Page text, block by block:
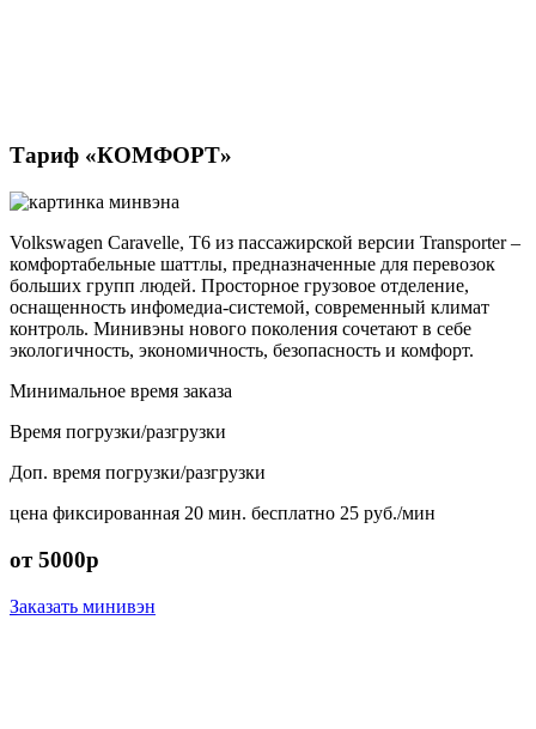
Тариф «КОМФОРТ»
Volkswagen Caravelle, Т6 из пассажирской версии Transporter –
комфортабельные шаттлы, предназначенные для перевозок
больших групп людей. Просторное грузовое отделение,
оснащенность инфомедиа-системой, современный климат
контроль. Минивэны нового поколения сочетают в себе
экологичность, экономичность, безопасность и комфорт.
Минимальное время заказа
Время погрузки/разгрузки
Доп. время погрузки/разгрузки
цена фиксированная 20 мин. бесплатно 25 руб./мин
от 5000р
Заказать минивэн